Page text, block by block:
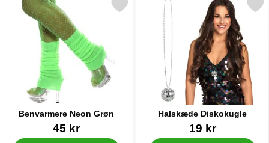
Benvarmere Neon Grøn
Varenr 1071745 kr
Markér benvarmere Neon Grøn som favorit
Halskæde Diskokugle
Varenr 2286719 kr
Markér halskæde